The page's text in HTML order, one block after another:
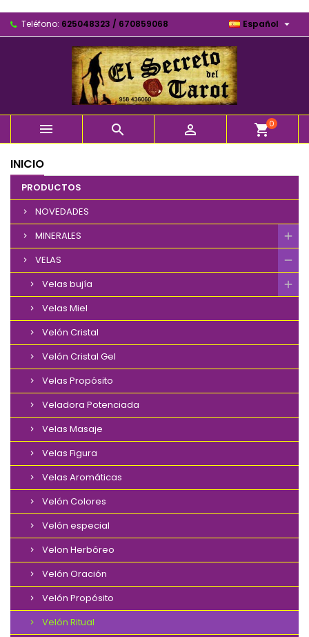
Teléfono: 625048323 / 670859068 Español 
   shopping_cart0
INICIO
PRODUCTOS
NOVEDADES
MINERALES
VELAS
Velas bujía
Velas Miel
Velón Cristal
Velón Cristal Gel
Velas Propósito
Veladora Potenciada
Velas Masaje
Velas Figura
Velas Aromáticas
Velón Colores
Velón especial
Velon Herbóreo
Velón Oración
Velón Propósito
Velón Ritual